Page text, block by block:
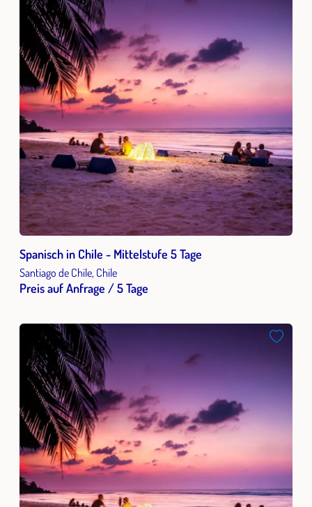
Spanisch in Chile - Mittelstufe 5 Tage
Santiago de Chile, Chile
Preis auf Anfrage / 5 Tage